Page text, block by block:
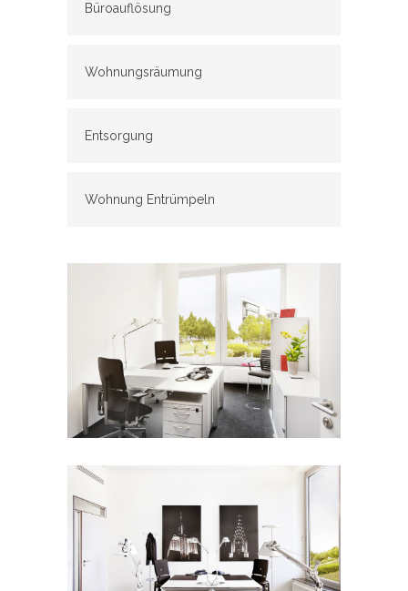
Büroauflösung
Wohnungsräumung
Entsorgung
Wohnung Entrümpeln